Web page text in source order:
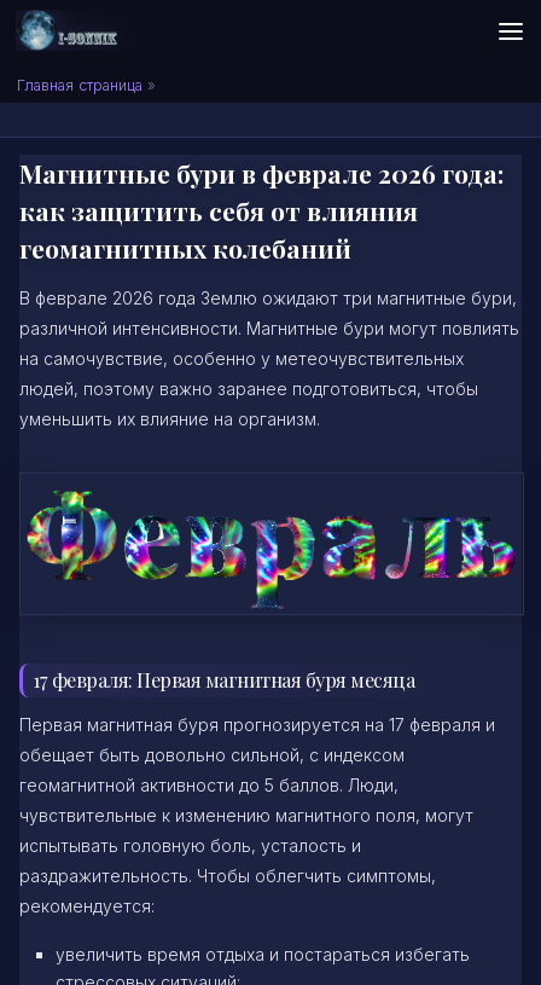
Skip to content
Сонник I-SONNIK.COM
Главная страница »
Магнитные бури в феврале 2026 года:
как защитить себя от влияния
геомагнитных колебаний
В феврале 2026 года Землю ожидают три магнитные бури,
различной интенсивности. Магнитные бури могут повлиять
на самочувствие, особенно у метеочувствительных
людей, поэтому важно заранее подготовиться, чтобы
уменьшить их влияние на организм.
17 февраля: Первая магнитная буря месяца
Первая магнитная буря прогнозируется на 17 февраля и
обещает быть довольно сильной, с индексом
геомагнитной активности до 5 баллов. Люди,
чувствительные к изменению магнитного поля, могут
испытывать головную боль, усталость и
раздражительность. Чтобы облегчить симптомы,
рекомендуется:
увеличить время отдыха и постараться избегать